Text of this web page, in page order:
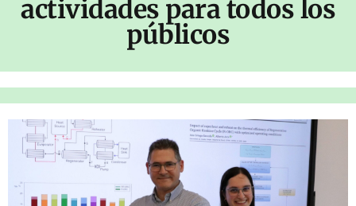
actividades para todos los
públicos